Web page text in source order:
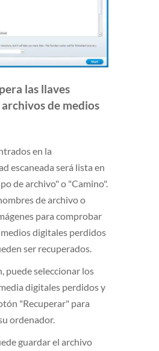
las llaves
de medios
en la
escaneada será lista en
de archivo" o "Camino".
de archivo o
para comprobar
digitales perdidos
ser recuperados.
puede seleccionar los
digitales perdidos y
"Recuperar" para
ordenador.
guardar el archivo